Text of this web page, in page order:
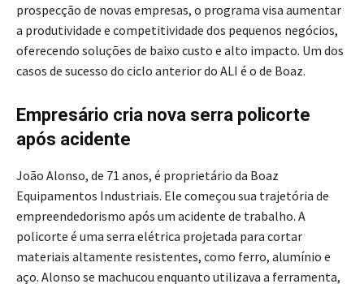
prospecção de novas empresas, o programa visa aumentar
a produtividade e competitividade dos pequenos negócios,
oferecendo soluções de baixo custo e alto impacto. Um dos
casos de sucesso do ciclo anterior do ALI é o de Boaz.
Empresário cria nova serra policorte
após acidente
João Alonso, de 71 anos, é proprietário da Boaz
Equipamentos Industriais. Ele começou sua trajetória de
empreendedorismo após um acidente de trabalho. A
policorte é uma serra elétrica projetada para cortar
materiais altamente resistentes, como ferro, alumínio e
aço. Alonso se machucou enquanto utilizava a ferramenta,